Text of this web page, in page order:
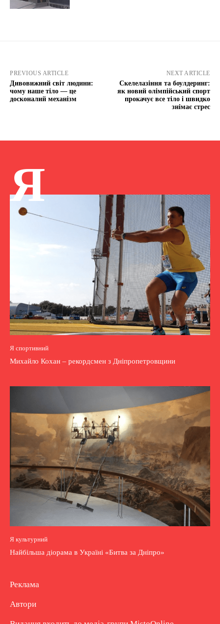
PREVIOUS ARTICLE
Дивовижний світ людини:
чому наше тіло — це
досконалий механізм
NEXT ARTICLE
Скелелазіння та боулдеринг:
як новий олімпійський спорт
прокачує все тіло і швидко
знімає стрес
Я
Я спортивний
Михайло Кохан – рекордсмен з Дніпропетровщини
Я культурний
Найбільша діорама в Україні «Битва за Дніпро»
Реклама
Автори